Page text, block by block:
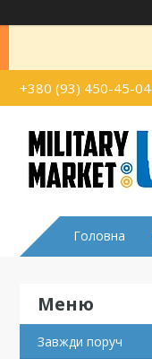
+380 (93) 450-45-04
Головна
Завжди поруч